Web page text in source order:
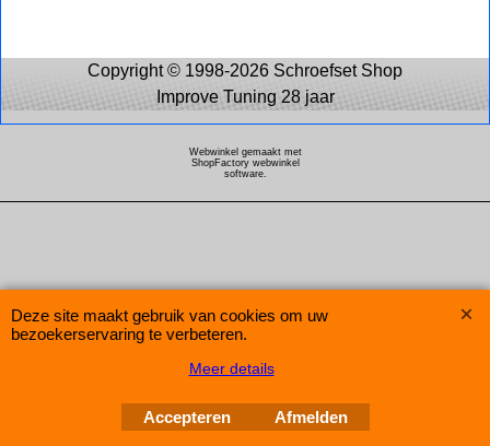
Copyright © 1998-2026 Schroefset Shop
Improve Tuning 28 jaar
Webwinkel gemaakt met
ShopFactory webwinkel
software.
Deze site maakt gebruik van cookies om uw
bezoekerservaring te verbeteren.
Meer details
Accepteren Afmelden